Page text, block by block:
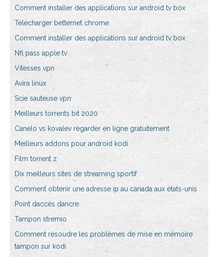
Comment installer des applications sur android tv box
Télécharger betternet chrome
Comment installer des applications sur android tv box
Nfl pass apple tv
Vitesses vpn
Avira linux
Scie sauteuse vpn
Meilleurs torrents bit 2020
Canelo vs kovalev regarder en ligne gratuitement
Meilleurs addons pour android kodi
Film torrent z
Dix meilleurs sites de streaming sportif
Comment obtenir une adresse ip au canada aux états-unis
Point daccès dancre
Tampon stremio
Comment résoudre les problèmes de mise en mémoire
tampon sur kodi